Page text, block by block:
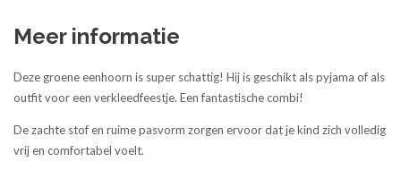
Meer informatie
Deze groene eenhoorn is super schattig! Hij is geschikt als pyjama of als
outfit voor een verkleedfeestje. Een fantastische combi!
De zachte stof en ruime pasvorm zorgen ervoor dat je kind zich volledig
vrij en comfortabel voelt.